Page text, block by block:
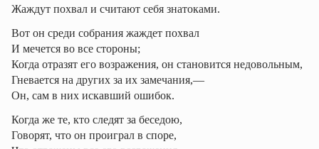
Жаждут похвал и считают себя знатоками.
Вот он среди собрания жаждет похвал
И мечется во все стороны;
Когда отразят его возражения, он становится недовольным,
Гневается на других за их замечания,—
Он, сам в них искавший ошибок.
Когда же те, кто следят за беседою,
Говорят, что он проиграл в споре,